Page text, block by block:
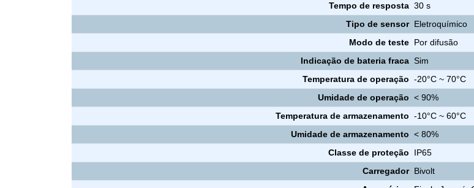
Tempo de resposta 30 s
Tipo de sensor Eletroquímico
Modo de teste Por difusão
Indicação de bateria fraca Sim
Temperatura de operação -20°C ~ 70°C
Umidade de operação < 90%
Temperatura de armazenamento -10°C ~ 60°C
Umidade de armazenamento < 80%
Classe de proteção
IP65
Carregador Bivolt